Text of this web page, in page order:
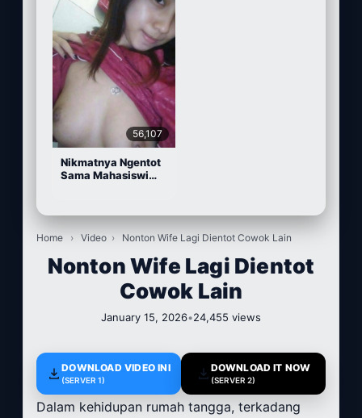
56,107
Nikmatnya Ngentot
Sama Mahasiswi
Home › Video › Nonton Wife Lagi Dientot Cowok Lain
Nonton Wife Lagi Dientot
Cowok Lain
January 15, 2026•24,455 views
DOWNLOAD VIDEO INI
(SERVER 1)
DOWNLOAD IT NOW
(SERVER 2)
Dalam kehidupan rumah tangga, terkadang